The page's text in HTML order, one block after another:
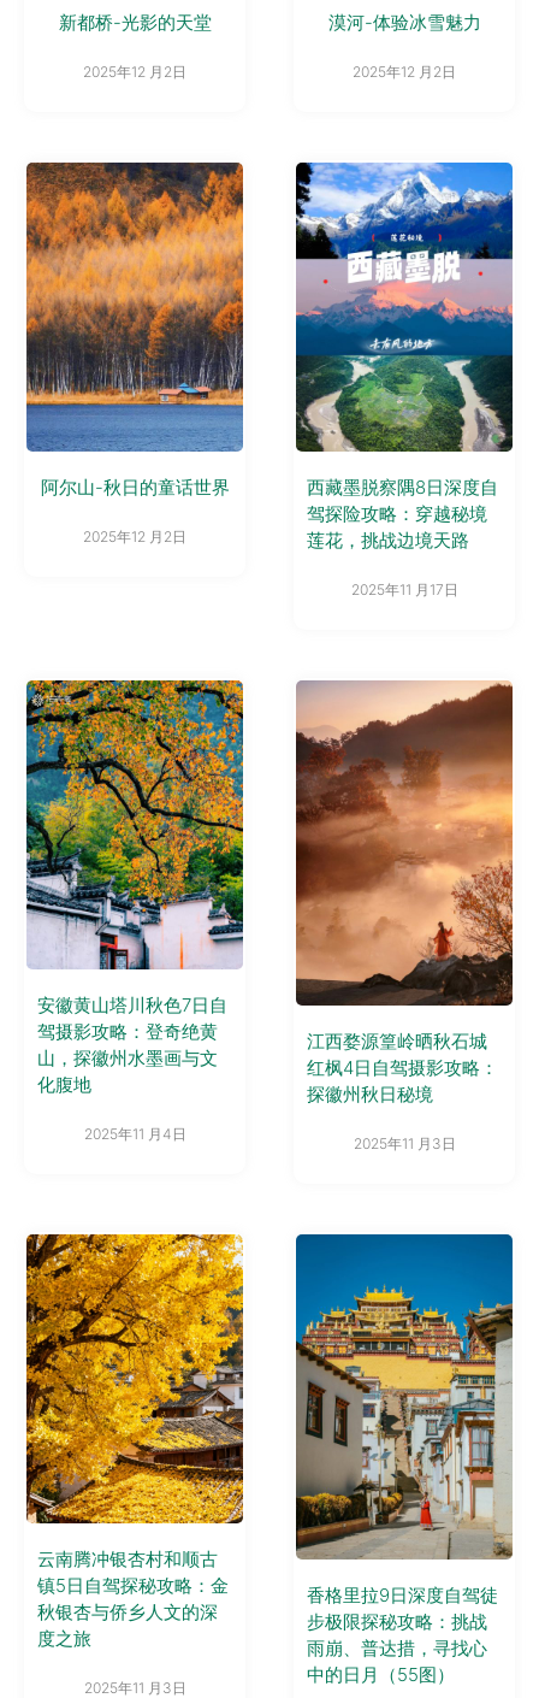
新都桥-光影的天堂
2025年12 月2日
漠河-体验冰雪魅力
2025年12 月2日
阿尔山-秋日的童话世界
2025年12 月2日
西藏墨脱察隅8日深度自
驾探险攻略：穿越秘境
莲花，挑战边境天路
2025年11 月17日
安徽黄山塔川秋色7日自
驾摄影攻略：登奇绝黄
山，探徽州水墨画与文
化腹地
2025年11 月4日
江西婺源篁岭晒秋石城
红枫4日自驾摄影攻略：
探徽州秋日秘境
2025年11 月3日
云南腾冲银杏村和顺古
镇5日自驾探秘攻略：金
秋银杏与侨乡人文的深
度之旅
2025年11 月3日
香格里拉9日深度自驾徒
步极限探秘攻略：挑战
雨崩、普达措，寻找心
中的日月（55图）